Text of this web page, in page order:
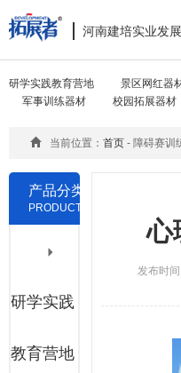
河南建培实业发
研学实践教育营地 景区网红器
军事训练器材
校园拓展器材
当前位置： 首页 - 障碍赛训
产品分类
PRODUCTS
研学实践
教育营地
心
发布时